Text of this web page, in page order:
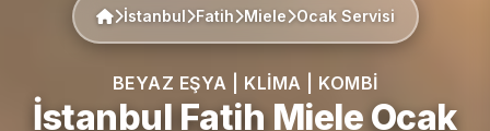
İstanbul Fatih Miele Ocak Servisi
BEYAZ EŞYA | KLIMA | KOMBI
İstanbul Fatih Miele Ocak